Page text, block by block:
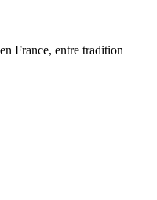
France, entre tradition